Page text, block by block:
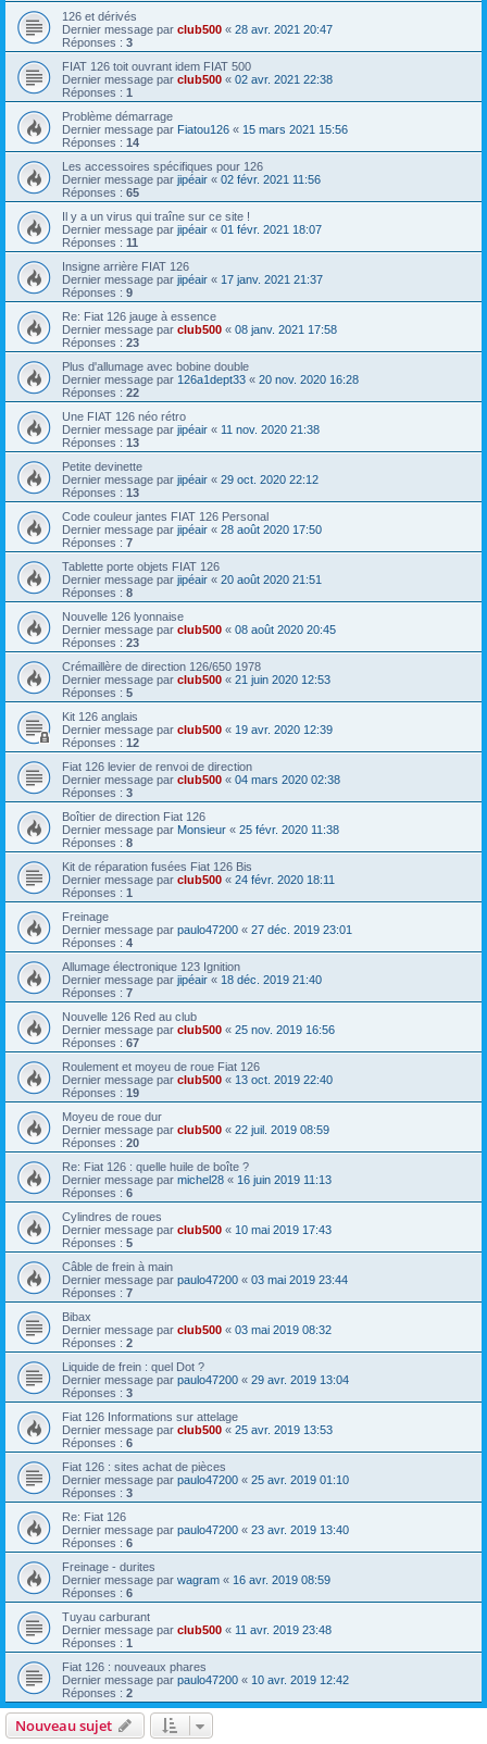
126 et dérivés
Dernier message par club500 « 28 avr. 2021 20:47
Réponses : 3
FIAT 126 toit ouvrant idem FIAT 500
Dernier message par club500 « 02 avr. 2021 22:38
Réponses : 1
Problème démarrage
Dernier message par Fiatou126 « 15 mars 2021 15:56
Réponses : 14
Les accessoires spécifiques pour 126
Dernier message par jipéair « 02 févr. 2021 11:56
Réponses : 65
Il y a un virus qui traîne sur ce site !
Dernier message par jipéair « 01 févr. 2021 18:07
Réponses : 11
Insigne arrière FIAT 126
Dernier message par jipéair « 17 janv. 2021 21:37
Réponses : 9
Re: Fiat 126 jauge à essence
Dernier message par club500 « 08 janv. 2021 17:58
Réponses : 23
Plus d'allumage avec bobine double
Dernier message par 126a1dept33 « 20 nov. 2020 16:28
Réponses : 22
Une FIAT 126 néo rétro
Dernier message par jipéair « 11 nov. 2020 21:38
Réponses : 13
Petite devinette
Dernier message par jipéair « 29 oct. 2020 22:12
Réponses : 13
Code couleur jantes FIAT 126 Personal
Dernier message par jipéair « 28 août 2020 17:50
Réponses : 7
Tablette porte objets FIAT 126
Dernier message par jipéair « 20 août 2020 21:51
Réponses : 8
Nouvelle 126 lyonnaise
Dernier message par club500 « 08 août 2020 20:45
Réponses : 23
Crémaillère de direction 126/650 1978
Dernier message par club500 « 21 juin 2020 12:53
Réponses : 5
Kit 126 anglais
Dernier message par club500 « 19 avr. 2020 12:39
Réponses : 12
Fiat 126 levier de renvoi de direction
Dernier message par club500 « 04 mars 2020 02:38
Réponses : 3
Boîtier de direction Fiat 126
Dernier message par Monsieur « 25 févr. 2020 11:38
Réponses : 8
Kit de réparation fusées Fiat 126 Bis
Dernier message par club500 « 24 févr. 2020 18:11
Réponses : 1
Freinage
Dernier message par paulo47200 « 27 déc. 2019 23:01
Réponses : 4
Allumage électronique 123 Ignition
Dernier message par jipéair « 18 déc. 2019 21:40
Réponses : 7
Nouvelle 126 Red au club
Dernier message par club500 « 25 nov. 2019 16:56
Réponses : 67
Roulement et moyeu de roue Fiat 126
Dernier message par club500 « 13 oct. 2019 22:40
Réponses : 19
Moyeu de roue dur
Dernier message par club500 « 22 juil. 2019 08:59
Réponses : 20
Re: Fiat 126 : quelle huile de boîte ?
Dernier message par michel28 « 16 juin 2019 11:13
Réponses : 6
Cylindres de roues
Dernier message par club500 « 10 mai 2019 17:43
Réponses : 5
Câble de frein à main
Dernier message par paulo47200 « 03 mai 2019 23:44
Réponses : 7
Bibax
Dernier message par club500 « 03 mai 2019 08:32
Réponses : 2
Liquide de frein : quel Dot ?
Dernier message par paulo47200 « 29 avr. 2019 13:04
Réponses : 3
Fiat 126 Informations sur attelage
Dernier message par club500 « 25 avr. 2019 13:53
Réponses : 6
Fiat 126 : sites achat de pièces
Dernier message par paulo47200 « 25 avr. 2019 01:10
Réponses : 3
Re: Fiat 126
Dernier message par paulo47200 « 23 avr. 2019 13:40
Réponses : 6
Freinage - durites
Dernier message par wagram « 16 avr. 2019 08:59
Réponses : 6
Tuyau carburant
Dernier message par club500 « 11 avr. 2019 23:48
Réponses : 1
Fiat 126 : nouveaux phares
Dernier message par paulo47200 « 10 avr. 2019 12:42
Réponses : 2
Nouveau sujet